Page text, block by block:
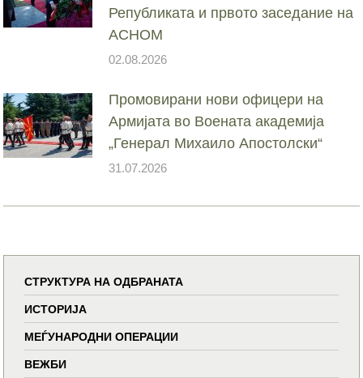
Републиката и првото заседание на
АСНОМ
02.08.2026
Промовирани нови офицери на
Армијата во Воената академија
„Генерал Михаило Апостолски“
31.07.2026
СТРУКТУРА НА ОДБРАНАТА
ИСТОРИЈА
МЕЃУНАРОДНИ ОПЕРАЦИИ
ВЕЖБИ